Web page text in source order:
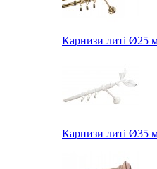
Карнизи литі Ø25
Карнизи литі Ø35